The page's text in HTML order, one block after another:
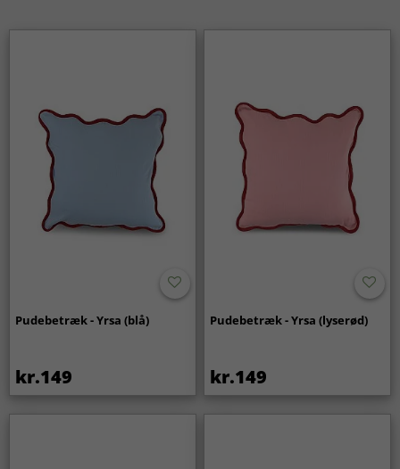
Pudebetræk - Yrsa (blå)
kr.149
Pudebetræk - Yrsa (lyserød)
kr.149